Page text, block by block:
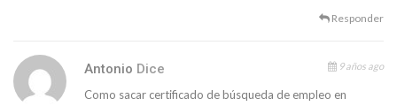
Responder
Antonio Dice 9 años ago
Como sacar certificado de búsqueda de empleo en